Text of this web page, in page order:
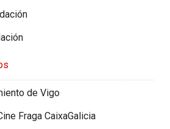
de Vigo
Fraga CaixaGalicia